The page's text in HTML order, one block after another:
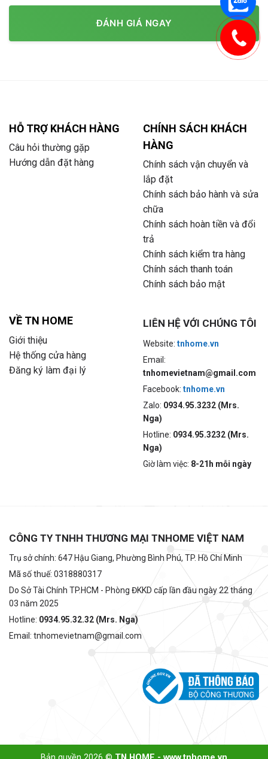
ĐÁNH GIÁ NGAY
HỖ TRỢ KHÁCH HÀNG
Câu hỏi thường gặp
Hướng dẫn đặt hàng
CHÍNH SÁCH KHÁCH
HÀNG
Chính sách vận chuyển và
lắp đặt
Chính sách bảo hành và sửa
chữa
Chính sách hoàn tiền và đổi
trả
Chính sách kiểm tra hàng
Chính sách thanh toán
Chính sách bảo mật
VỀ TN HOME
Giới thiệu
Hệ thống cửa hàng
Đăng ký làm đại lý
LIÊN HỆ VỚI CHÚNG TÔI
Website: tnhome.vn
Email:
tnhomevietnam@gmail.com
Facebook: tnhome.vn
Zalo: 0934.95.3232 (Mrs.
Nga)
Hotline: 0934.95.3232 (Mrs.
Nga)
Giờ làm việc: 8-21h mỗi ngày
CÔNG TY TNHH THƯƠNG MẠI TNHOME VIỆT NAM
Trụ sở chính: 647 Hậu Giang, Phường Bình Phú, TP. Hồ Chí Minh
Mã số thuế: 0318880317
Do Sở Tài Chính TP.HCM - Phòng ĐKKD cấp lần đầu ngày 22 tháng
03 năm 2025
Hotline: 0934.95.32.32 (Mrs. Nga)
Email: tnhomevietnam@gmail.com